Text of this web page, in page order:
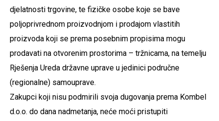
djelatnosti trgovine, te fizičke osobe koje se bave
poljoprivrednom proizvodnjom i prodajom vlastitih
proizvoda koji se prema posebnim propisima mogu
prodavati na otvorenim prostorima – tržnicama, na temelju
Rješenja Ureda državne uprave u jedinici područne
(regionalne) samouprave.
Zakupci koji nisu podmirili svoja dugovanja prema Kombel
d.o.o. do dana nadmetanja, neće moći pristupiti